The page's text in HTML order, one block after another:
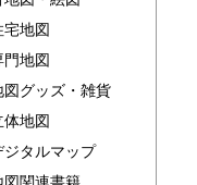
宅地図
門地図
図グッズ・雑貨
体地図
ジタルマップ